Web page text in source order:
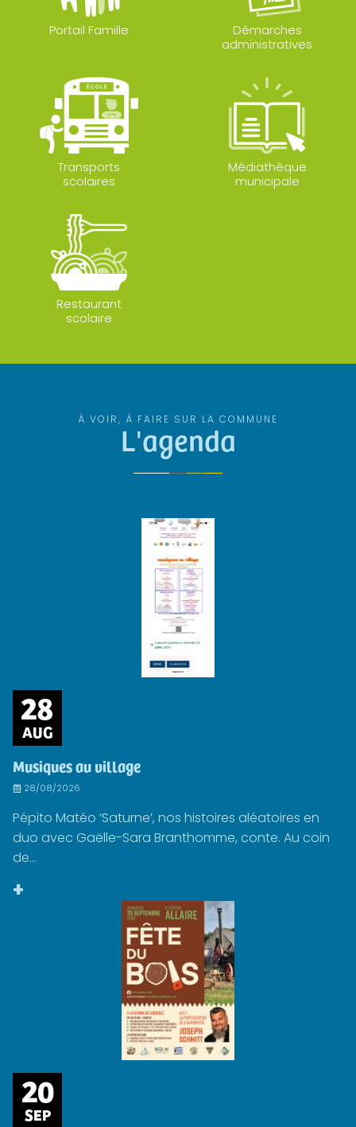
Portail Famille
Démarches
administratives
Transports
scolaires
Médiathèque
municipale
Restaurant
scolaire
À VOIR, À FAIRE SUR LA COMMUNE
L'agenda
28
AUG
Musiques au village
28/08/2026
Pépito Matéo ‘Saturne’, nos histoires aléatoires en
duo avec Gaëlle-Sara Branthomme, conte. Au coin
de...
+
20
SEP